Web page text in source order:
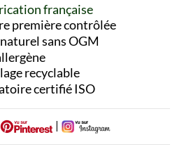
française
premièrecontrôlée
sans OGM
recyclable
certifié ISO
|